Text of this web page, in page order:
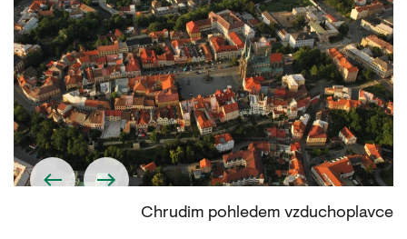
Chrudim pohledem vzduchoplavce